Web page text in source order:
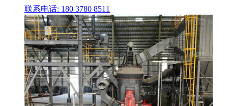
联系电话: 180 3780 8511